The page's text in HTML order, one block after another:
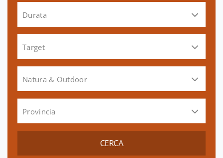
Durata
Target
Natura & Outdoor
Provincia
CERCA